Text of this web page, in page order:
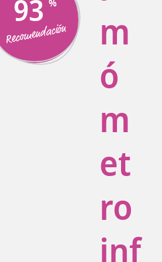
93
Recomendación m
ó
m
et
ro